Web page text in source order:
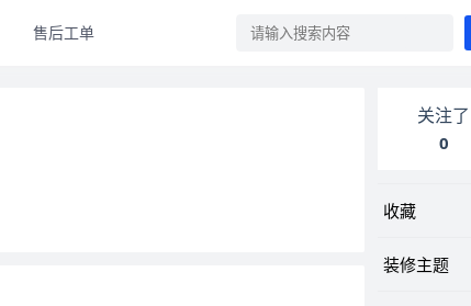
售后工单
关注了
0
收藏
装修主题